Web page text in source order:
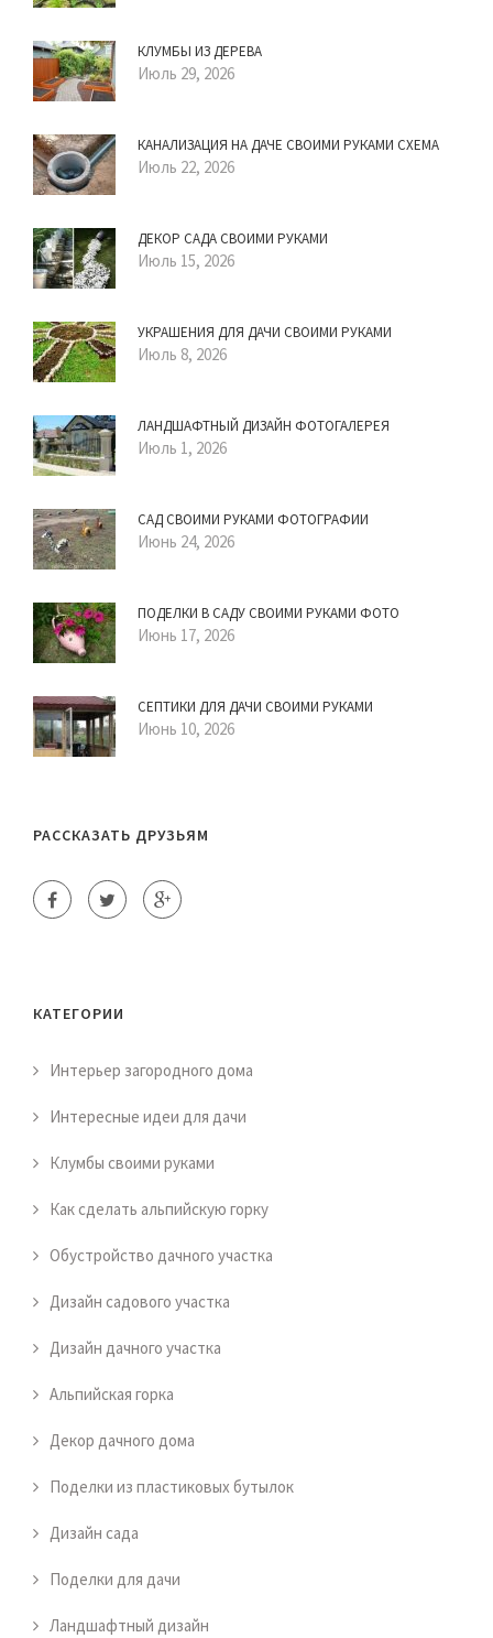
КЛУМБЫ ИЗ ДЕРЕВА
Июль 29, 2026
КАНАЛИЗАЦИЯ НА ДАЧЕ СВОИМИ РУКАМИ СХЕМА
Июль 22, 2026
ДЕКОР САДА СВОИМИ РУКАМИ
Июль 15, 2026
УКРАШЕНИЯ ДЛЯ ДАЧИ СВОИМИ РУКАМИ
Июль 8, 2026
ЛАНДШАФТНЫЙ ДИЗАЙН ФОТОГАЛЕРЕЯ
Июль 1, 2026
САД СВОИМИ РУКАМИ ФОТОГРАФИИ
Июнь 24, 2026
ПОДЕЛКИ В САДУ СВОИМИ РУКАМИ ФОТО
Июнь 17, 2026
СЕПТИКИ ДЛЯ ДАЧИ СВОИМИ РУКАМИ
Июнь 10, 2026
РАССКАЗАТЬ ДРУЗЬЯМ
КАТЕГОРИИ
Интерьер загородного дома
Интересные идеи для дачи
Клумбы своими руками
Как сделать альпийскую горку
Обустройство дачного участка
Дизайн садового участка
Дизайн дачного участка
Альпийская горка
Декор дачного дома
Поделки из пластиковых бутылок
Дизайн сада
Поделки для дачи
Ландшафтный дизайн